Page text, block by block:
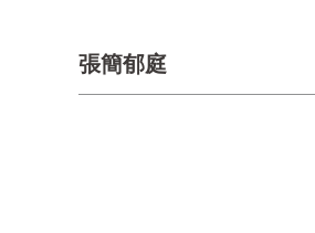
張簡郁庭